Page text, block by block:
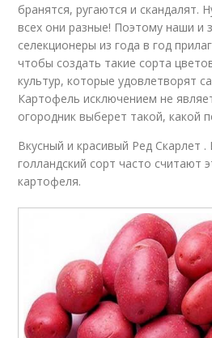
бранятся, ругаются и скандалят.
всех они разные! Поэтому наши и
селекционеры из года в год
чтобы создать такие сорта
культур, которые удовлетворят
Картофель исключением не
огородник выберет такой, какой
Вкусный и красивый Ред Скарлет
голландский сорт часто считают
картофеля.